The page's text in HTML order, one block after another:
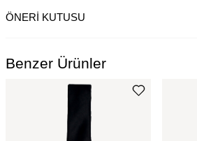
ÖNERI KUTUSU
Benzer Ürünler